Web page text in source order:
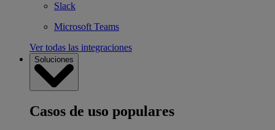
Slack
Microsoft Teams
Ver todas las integraciones
Soluciones
Casos de uso populares